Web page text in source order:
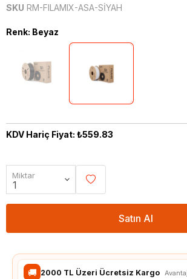
SKU RM-FILAMIX-ASA-SİYAH
Renk: Beyaz
KDV Hariç Fiyat: ₺559.83
Miktar
Satın Al
🚚 2000 TL Üzeri Ücretsiz Kargo